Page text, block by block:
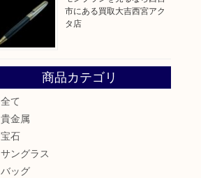
市にある買取大吉西宮アク
タ店
商品カテゴリ
全て
貴金属
宝石
サングラス
バッグ